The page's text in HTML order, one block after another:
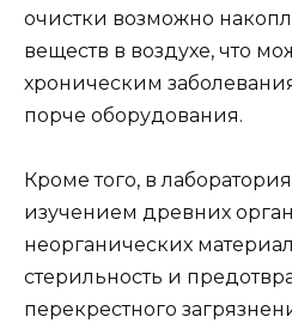
очистки возможно
веществ в воздухе, что
хроническим
порче оборудования.
Кроме того, в
изучением древних
неорганических
стерильность и
перекрестного